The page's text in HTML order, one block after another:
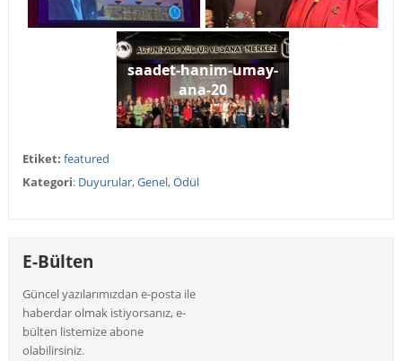
saadet-hanim-umay-
ana-20
Etiket: featured
Kategori: Duyurular,Genel,Ödül
E-Bülten
Güncel yazılarımızdan e-posta ile
haberdar olmak istiyorsanız, e-
bülten listemize abone
olabilirsiniz.